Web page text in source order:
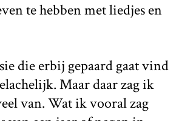
te hebben met liedjes en
die erbij gepaard gaat vind
Maar daar zag ik
van. Wat ik vooral zag